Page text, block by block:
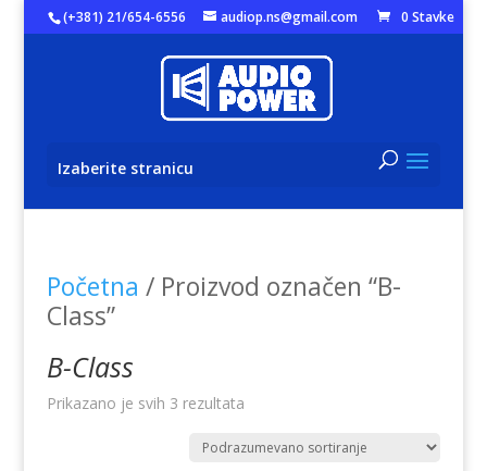
(+381) 21/654-6556 audiop.ns@gmail.com 0 Stavke
Izaberite stranicu
Početna / Proizvod označen “B-
Class”
B-Class
Prikazano je svih 3 rezultata